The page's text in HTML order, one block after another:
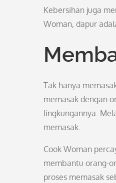
Kebersihan juga
Woman, dapur
Tak hanya
memasak dengan
lingkungannya.
memasak.
Cook Woman
membantu orang-
proses memasak